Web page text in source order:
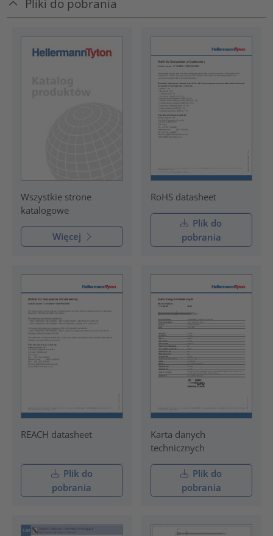
Pliki do pobrania
Wszystkie strone
katalogowe
Więcej
RoHS datasheet
Plik do
pobrania
REACH datasheet
Plik do
pobrania
Karta danych
technicznych
Plik do
pobrania